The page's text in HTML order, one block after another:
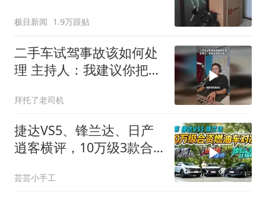
极目新闻 1.9万跟贴
二手车试驾事故该如何处
理 主持人：我建议你把车
拜托了老司机
捷达VS5、锋兰达、日产
逍客横评，10万级3款合
芸芸小手工